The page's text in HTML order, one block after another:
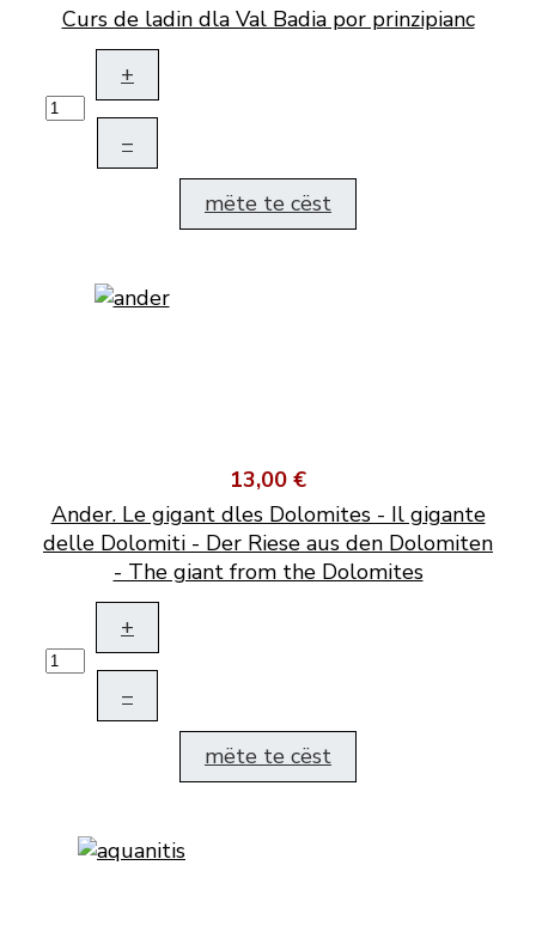
Curs de ladin dla Val Badia por prinzipianc
+
–
mëte te cëst
13,00 €
Ander. Le gigant dles Dolomites - Il gigante
delle Dolomiti - Der Riese aus den Dolomiten
- The giant from the Dolomites
+
–
mëte te cëst